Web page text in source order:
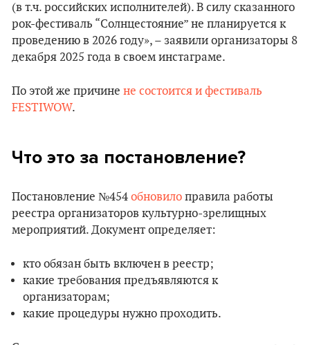
(в т.ч. российских исполнителей). В силу сказанного
рок-фестиваль “Солнцестояние” не планируется к
проведению в 2026 году», – заявили организаторы 8
декабря 2025 года в своем инстаграме.
По этой же причине не состоится и фестиваль
FESTIWOW.
Что это за постановление?
Постановление №454 обновило правила работы
реестра организаторов культурно-зрелищных
мероприятий. Документ определяет:
кто обязан быть включен в реестр;
какие требования предъявляются к
организаторам;
какие процедуры нужно проходить.